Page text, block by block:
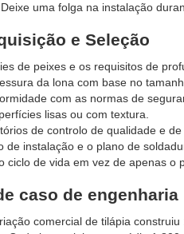
Deixe uma folga na instalação
e Seleção
de peixes e os requisitos de
da lona com base no
com as normas de
lisas ou com textura.
de controlo de qualidade e
de instalação e o plano de
ciclo de vida em vez de apenas o
caso de engenharia
comercial de tilápia